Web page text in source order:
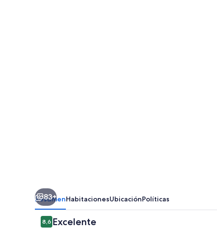
83+
ResumenHabitacionesUbicaciónPolíticas
Comentarios
8,68,6 de 10
Excelente